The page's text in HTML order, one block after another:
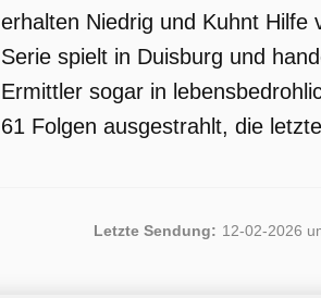
erhalten Niedrig und Kuhnt Hilfe
Serie spielt in Duisburg und
Ermittler sogar in
61 Folgen ausgestrahlt, die
Letzte Sendung: 12-02-2026